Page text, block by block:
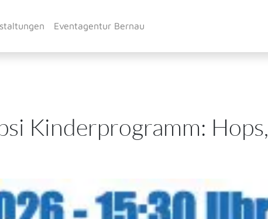
Eventagentur Bernau
Kinderprogramm: Hops,